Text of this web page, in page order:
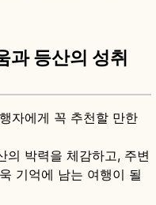
과 등산의 성취
자에게 꼭 추천할 만한
의 박력을 체감하고, 주변
기억에 남는 여행이 될